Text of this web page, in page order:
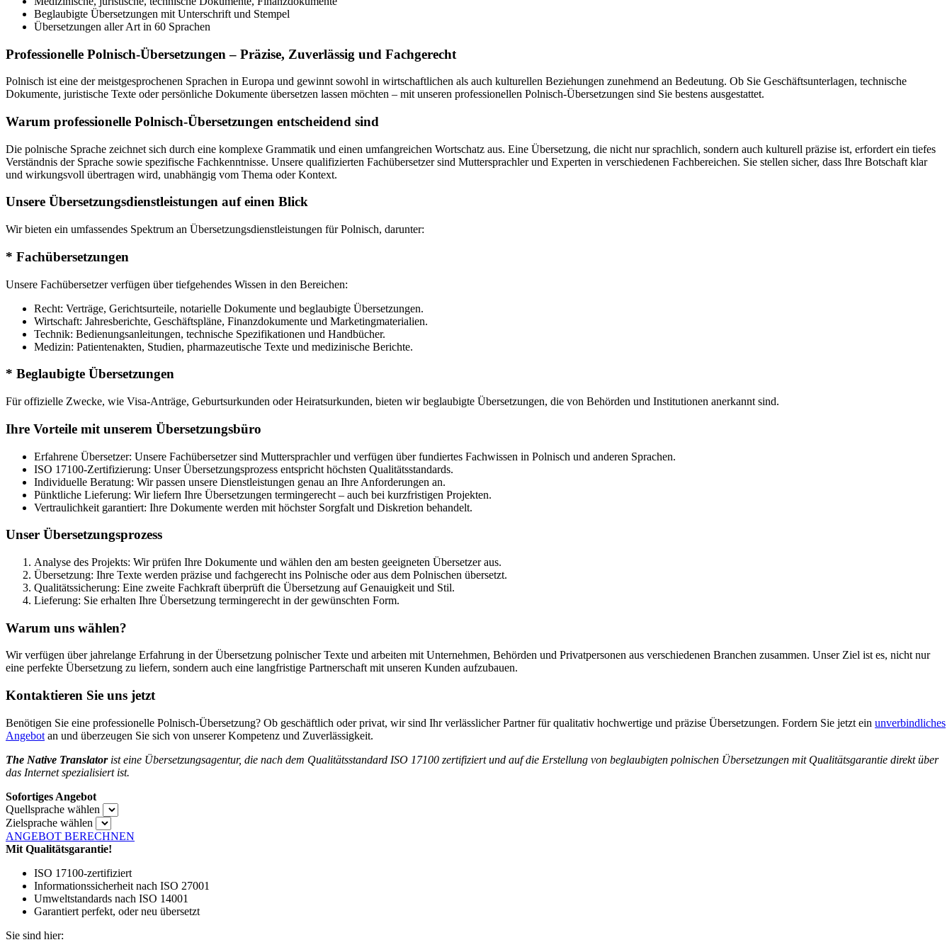
Beglaubigte Übersetzungen mit Unterschrift und Stempel
Übersetzungen aller Art in 60 Sprachen
Professionelle Polnisch-Übersetzungen – Präzise, Zuverlässig und Fachgerecht
Polnisch ist eine der meistgesprochenen Sprachen in Europa und gewinnt sowohl in wirtschaftlichen als auch kulturellen Beziehungen zunehmend an Bedeutung. Ob Sie Geschäftsunterlagen, technische
Dokumente, juristische Texte oder persönliche Dokumente übersetzen lassen möchten – mit unseren professionellen Polnisch-Übersetzungen sind Sie bestens ausgestattet.
Warum professionelle Polnisch-Übersetzungen entscheidend sind
Die polnische Sprache zeichnet sich durch eine komplexe Grammatik und einen umfangreichen Wortschatz aus. Eine Übersetzung, die nicht nur sprachlich, sondern auch kulturell präzise ist, erfordert ein tiefes
Verständnis der Sprache sowie spezifische Fachkenntnisse. Unsere qualifizierten Fachübersetzer sind Muttersprachler und Experten in verschiedenen Fachbereichen. Sie stellen sicher, dass Ihre Botschaft klar
und wirkungsvoll übertragen wird, unabhängig vom Thema oder Kontext.
Unsere Übersetzungsdienstleistungen auf einen Blick
Wir bieten ein umfassendes Spektrum an Übersetzungsdienstleistungen für Polnisch, darunter:
* Fachübersetzungen
Unsere Fachübersetzer verfügen über tiefgehendes Wissen in den Bereichen:
Recht: Verträge, Gerichtsurteile, notarielle Dokumente und beglaubigte Übersetzungen.
Wirtschaft: Jahresberichte, Geschäftspläne, Finanzdokumente und Marketingmaterialien.
Technik: Bedienungsanleitungen, technische Spezifikationen und Handbücher.
Medizin: Patientenakten, Studien, pharmazeutische Texte und medizinische Berichte.
* Beglaubigte Übersetzungen
Für offizielle Zwecke, wie Visa-Anträge, Geburtsurkunden oder Heiratsurkunden, bieten wir beglaubigte Übersetzungen, die von Behörden und Institutionen anerkannt sind.
Ihre Vorteile mit unserem Übersetzungsbüro
Erfahrene Übersetzer: Unsere Fachübersetzer sind Muttersprachler und verfügen über fundiertes Fachwissen in Polnisch und anderen Sprachen.
ISO 17100-Zertifizierung: Unser Übersetzungsprozess entspricht höchsten Qualitätsstandards.
Individuelle Beratung: Wir passen unsere Dienstleistungen genau an Ihre Anforderungen an.
Pünktliche Lieferung: Wir liefern Ihre Übersetzungen termingerecht – auch bei kurzfristigen Projekten.
Vertraulichkeit garantiert: Ihre Dokumente werden mit höchster Sorgfalt und Diskretion behandelt.
Unser Übersetzungsprozess
Analyse des Projekts: Wir prüfen Ihre Dokumente und wählen den am besten geeigneten Übersetzer aus.
Übersetzung: Ihre Texte werden präzise und fachgerecht ins Polnische oder aus dem Polnischen übersetzt.
Qualitätssicherung: Eine zweite Fachkraft überprüft die Übersetzung auf Genauigkeit und Stil.
Lieferung: Sie erhalten Ihre Übersetzung termingerecht in der gewünschten Form.
Warum uns wählen?
Wir verfügen über jahrelange Erfahrung in der Übersetzung polnischer Texte und arbeiten mit Unternehmen, Behörden und Privatpersonen aus verschiedenen Branchen zusammen. Unser Ziel ist es, nicht nur
eine perfekte Übersetzung zu liefern, sondern auch eine langfristige Partnerschaft mit unseren Kunden aufzubauen.
Kontaktieren Sie uns jetzt
Benötigen Sie eine professionelle Polnisch-Übersetzung? Ob geschäftlich oder privat, wir sind Ihr verlässlicher Partner für qualitativ hochwertige und präzise Übersetzungen. Fordern Sie jetzt ein unverbindliches
Angebot an und überzeugen Sie sich von unserer Kompetenz und Zuverlässigkeit.
The Native Translatorist eine Übersetzungsagentur, die nach dem Qualitätsstandard ISO 17100 zertifiziert und auf die Erstellung von beglaubigten polnischen Übersetzungen mit Qualitätsgarantie direkt über
das Internet spezialisiert ist.
Sofortiges Angebot
Quellsprache wählen
Zielsprache wählen
ANGEBOT BERECHNEN
Mit Qualitätsgarantie!
ISO 17100-zertifiziert
Informationssicherheit nach ISO 27001
Umweltstandards nach ISO 14001
Garantiert perfekt, oder neu übersetzt
Sie sind hier: